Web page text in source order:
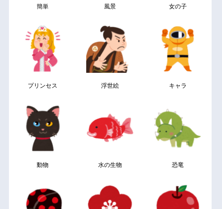
簡単 風景 女の子
プリンセス 浮世絵 キャラ
動物 水の生物 恐竜